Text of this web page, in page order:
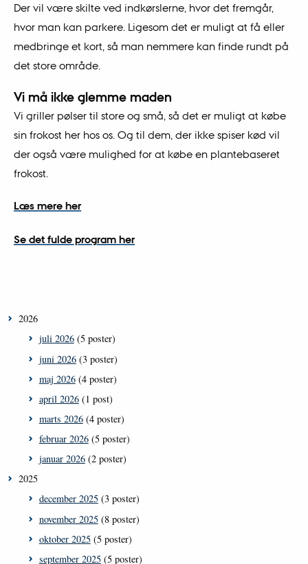
Der vil være skilte ved indkørslerne, hvor det fremgår,
hvor man kan parkere. Ligesom det er muligt at få eller
medbringe et kort, så man nemmere kan finde rundt på
det store område.
Vi må ikke glemme maden
Vi griller pølser til store og små, så det er muligt at købe
sin frokost her hos os. Og til dem, der ikke spiser kød vil
der også være mulighed for at købe en plantebaseret
frokost.
Læs mere her
Se det fulde program her
2026
juli 2026(5 poster)
juni 2026(3 poster)
maj 2026(4 poster)
april 2026(1 post)
marts 2026(4 poster)
februar 2026(5 poster)
januar 2026(2 poster)
2025
december 2025(3 poster)
november 2025(8 poster)
oktober 2025(5 poster)
september 2025(5 poster)